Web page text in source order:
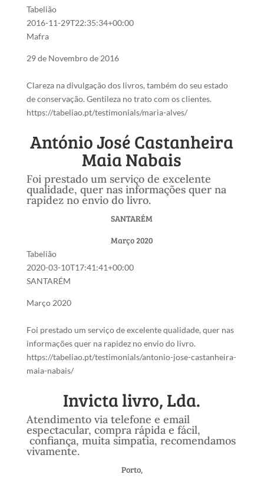
Tabelião
2016-11-29T22:35:34+00:00
Mafra
29 de Novembro de 2016
Clareza na divulgação dos livros, também do seu estado
de conservação. Gentileza no trato com os clientes.
https://tabeliao.pt/testimonials/maria-alves/
António José Castanheira
Maia Nabais
Foi prestado um serviço de excelente
qualidade, quer nas informações quer na
rapidez no envio do livro.
SANTARÉM
Março 2020
Tabelião
2020-03-10T17:41:41+00:00
SANTARÉM
Março 2020
Foi prestado um serviço de excelente qualidade, quer nas
informações quer na rapidez no envio do livro.
https://tabeliao.pt/testimonials/antonio-jose-castanheira-
maia-nabais/
Invicta livro, Lda.
Atendimento via telefone e email
espectacular, compra rápida e fácil,
confiança, muita simpatia, recomendamos
vivamente.
Porto,